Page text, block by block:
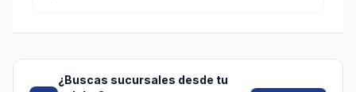
¿Buscas sucursales desde tu